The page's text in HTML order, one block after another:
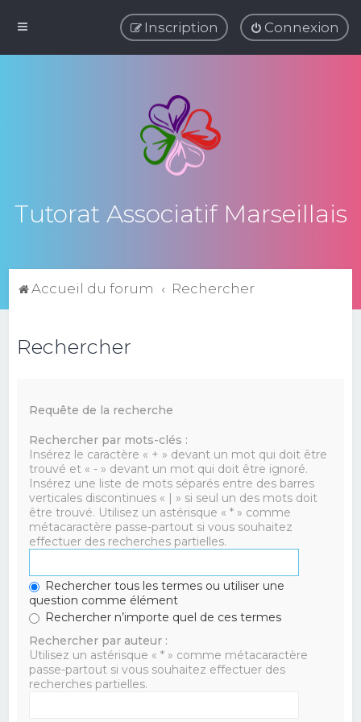
Connexion
Inscription
Tutorat Associatif Marseillais
Accueil du forum Rechercher
Rechercher
Requête de la recherche
Rechercher par mots-clés :
Insérez le caractère « + » devant un mot qui doit être
trouvé et « - » devant un mot qui doit être ignoré.
Insérez une liste de mots séparés entre des barres
verticales discontinues « | » si seul un des mots doit
être trouvé. Utilisez un astérisque « * » comme
métacaractère passe-partout si vous souhaitez
effectuer des recherches partielles.
Rechercher tous les termes ou utiliser une
question comme élément
Rechercher n’importe quel de ces termes
Rechercher par auteur :
Utilisez un astérisque « * » comme métacaractère
passe-partout si vous souhaitez effectuer des
recherches partielles.